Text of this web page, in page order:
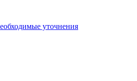
уточнения